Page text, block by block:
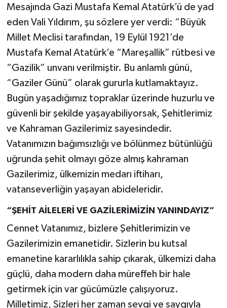
Mesajında Gazi Mustafa Kemal Atatürk’ü de yad
eden Vali Yıldırım, şu sözlere yer verdi: “Büyük
Millet Meclisi tarafından, 19 Eylül 1921’de
Mustafa Kemal Atatürk’e “Mareşallik” rütbesi ve
“Gazilik” unvanı verilmiştir. Bu anlamlı günü,
“Gaziler Günü” olarak gururla kutlamaktayız.
Bugün yaşadığımız topraklar üzerinde huzurlu ve
güvenli bir şekilde yaşayabiliyorsak, Şehitlerimiz
ve Kahraman Gazilerimiz sayesindedir.
Vatanımızın bağımsızlığı ve bölünmez bütünlüğü
uğrunda şehit olmayı göze almış kahraman
Gazilerimiz, ülkemizin medarı iftiharı,
vatanseverliğin yaşayan abideleridir.
“ŞEHİT AİLELERİ VE GAZİLERİMİZİN YANINDAYIZ”
Cennet Vatanımız, bizlere Şehitlerimizin ve
Gazilerimizin emanetidir. Sizlerin bu kutsal
emanetine kararlılıkla sahip çıkarak, ülkemizi daha
güçlü, daha modern daha müreffeh bir hale
getirmek için var gücümüzle çalışıyoruz.
Milletimiz, Sizleri her zaman sevgi ve saygıyla